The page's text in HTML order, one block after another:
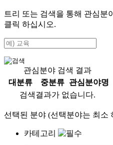
트리 또는 검색을 통해 관심분
클릭 하십시오.
관심분야 검색 결과
대분류
중분류
관심분야명
검색결과가 없습니다.
선택된 분야 (선택분야는 최소
카테고리